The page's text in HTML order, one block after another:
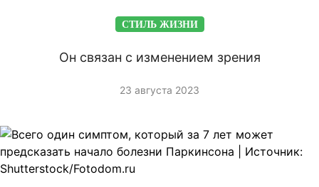
СТИЛЬ ЖИЗНИ
Он связан с изменением зрения
23 августа 2023